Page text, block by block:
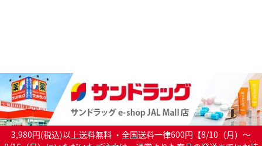
3,980円(税込)以上送料無料 ・全国送料一律600円【8/10（月）～